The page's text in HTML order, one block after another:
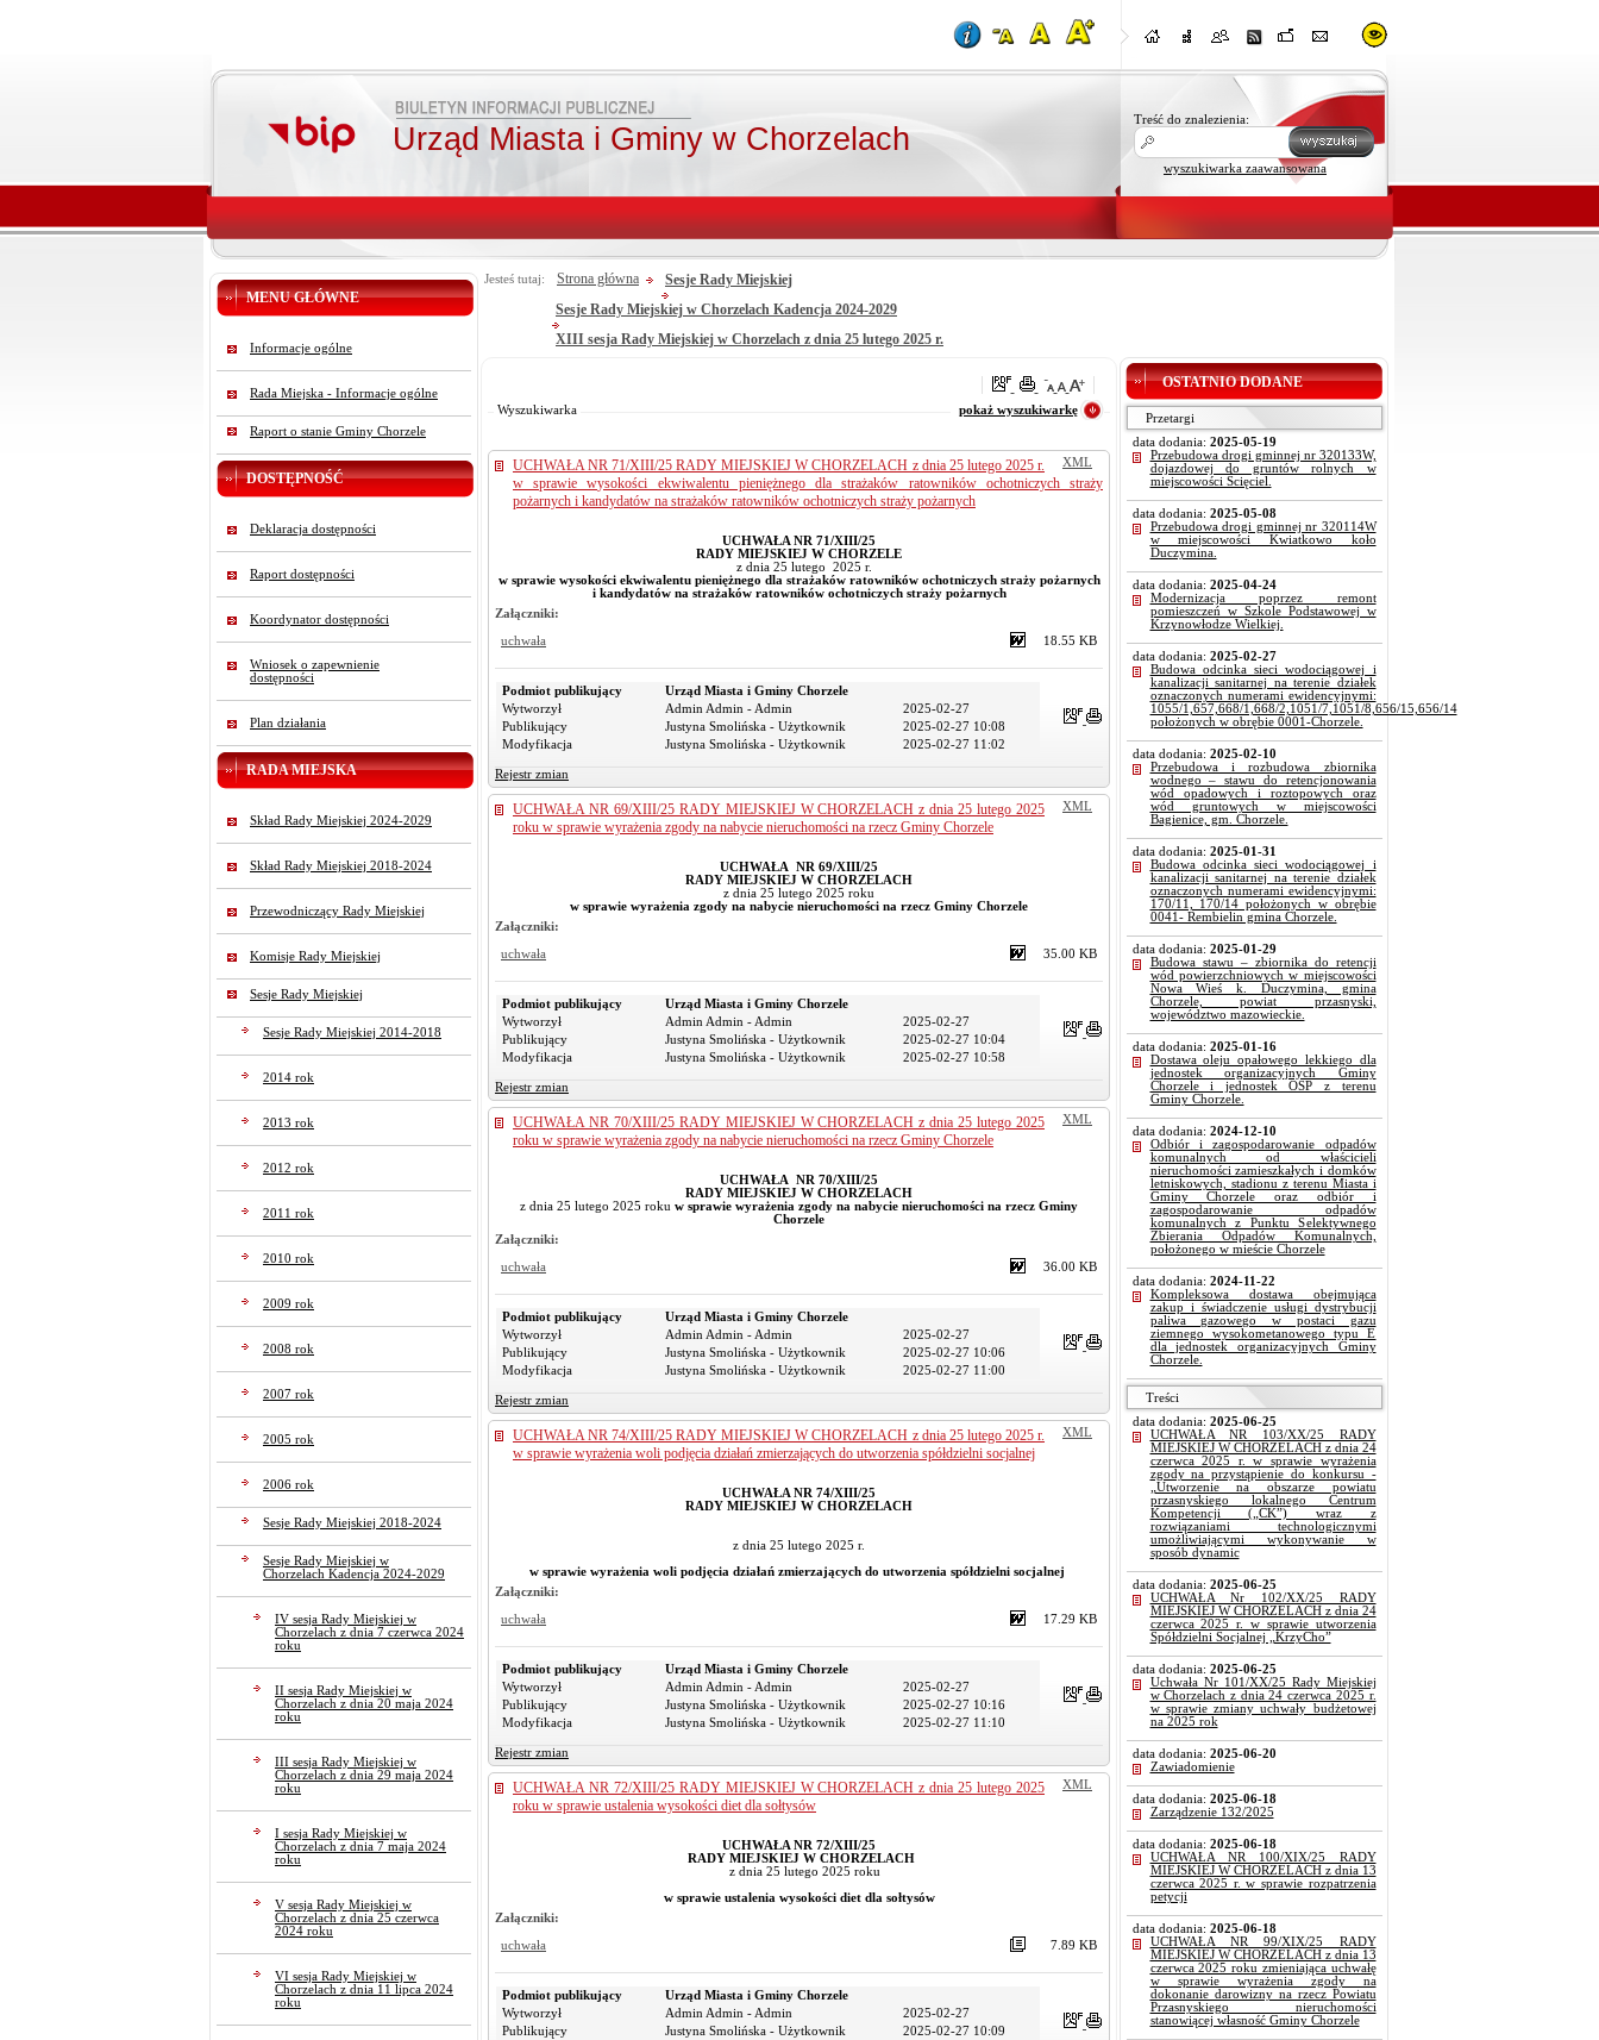
Urząd Miasta i Gminy w Chorzelach
Treść do znalezienia:
wyszukiwarka zaawansowana
MENU GŁÓWNE
Informacje ogólne
Rada Miejska - Informacje ogólne
Raport o stanie Gminy Chorzele
DOSTĘPNOŚĆ
Deklaracja dostępności
Raport dostępności
Koordynator dostępności
Wniosek o zapewnienie
dostępności
Plan działania
RADA MIEJSKA
Skład Rady Miejskiej 2024-2029
Skład Rady Miejskiej 2018-2024
Przewodniczący Rady Miejskiej
Komisje Rady Miejskiej
Sesje Rady Miejskiej
Sesje Rady Miejskiej 2014-2018
2014 rok
2013 rok
2012 rok
2011 rok
2010 rok
2009 rok
2008 rok
2007 rok
2005 rok
2006 rok
Sesje Rady Miejskiej 2018-2024
Sesje Rady Miejskiej w
Chorzelach Kadencja 2024-2029
IV sesja Rady Miejskiej w
Chorzelach z dnia 7 czerwca 2024
roku
II sesja Rady Miejskiej w
Chorzelach z dnia 20 maja 2024
roku
III sesja Rady Miejskiej w
Chorzelach z dnia 29 maja 2024
roku
I sesja Rady Miejskiej w
Chorzelach z dnia 7 maja 2024
roku
V sesja Rady Miejskiej w
Chorzelach z dnia 25 czerwca
2024 roku
VI sesja Rady Miejskiej w
Chorzelach z dnia 11 lipca 2024
roku
Jesteś tutaj: Strona główna
Sesje Rady Miejskiej
Sesje Rady Miejskiej w Chorzelach Kadencja 2024-2029
XIII sesja Rady Miejskiej w Chorzelach z dnia 25 lutego 2025 r.
Wyszukiwarka pokaż wyszukiwarkę
XML
UCHWAŁA NR 71/XIII/25 RADY MIEJSKIEJ W CHORZELACH z dnia 25 lutego 2025 r.
w sprawie wysokości ekwiwalentu pieniężnego dla strażaków ratowników ochotniczych straży
pożarnych i kandydatów na strażaków ratowników ochotniczych straży pożarnych
UCHWAŁA NR 71/XIII/25
RADY MIEJSKIEJ W CHORZELE
z dnia 25 lutego 2025 r.
w sprawie wysokości ekwiwalentu pieniężnego dla strażaków ratowników ochotniczych straży pożarnych
i kandydatów na strażaków ratowników ochotniczych straży pożarnych
Załączniki:
uchwała 18.55 KB
Podmiot publikujący
Urząd Miasta i Gminy Chorzele
Wytworzył
Admin Admin - Admin
2025-02-27
Publikujący
Justyna Smolińska - Użytkownik
2025-02-27 10:08
Modyfikacja
Justyna Smolińska - Użytkownik 2025-02-27 11:02
Rejestr zmian
XML
UCHWAŁA NR 69/XIII/25 RADY MIEJSKIEJ W CHORZELACH z dnia 25 lutego 2025
roku w sprawie wyrażenia zgody na nabycie nieruchomości na rzecz Gminy Chorzele
UCHWAŁA NR 69/XIII/25
RADY MIEJSKIEJ W CHORZELACH
z dnia 25 lutego 2025 roku
w sprawie wyrażenia zgody na nabycie nieruchomości na rzecz Gminy Chorzele
Załączniki:
uchwała 35.00 KB
Podmiot publikujący
Urząd Miasta i Gminy Chorzele
Wytworzył
Admin Admin - Admin
2025-02-27
Publikujący
Justyna Smolińska - Użytkownik
2025-02-27 10:04
Modyfikacja
Justyna Smolińska - Użytkownik 2025-02-27 10:58
Rejestr zmian
XML
UCHWAŁA NR 70/XIII/25 RADY MIEJSKIEJ W CHORZELACH z dnia 25 lutego 2025
roku w sprawie wyrażenia zgody na nabycie nieruchomości na rzecz Gminy Chorzele
UCHWAŁA NR 70/XIII/25
RADY MIEJSKIEJ W CHORZELACH
z dnia 25 lutego 2025 roku w sprawie wyrażenia zgody na nabycie nieruchomości na rzecz Gminy
Chorzele
Załączniki:
uchwała 36.00 KB
Podmiot publikujący
Urząd Miasta i Gminy Chorzele
Wytworzył
Admin Admin - Admin
2025-02-27
Publikujący
Justyna Smolińska - Użytkownik
2025-02-27 10:06
Modyfikacja
Justyna Smolińska - Użytkownik 2025-02-27 11:00
Rejestr zmian
XML
UCHWAŁA NR 74/XIII/25 RADY MIEJSKIEJ W CHORZELACH z dnia 25 lutego 2025 r.
w sprawie wyrażenia woli podjęcia działań zmierzających do utworzenia spółdzielni socjalnej
UCHWAŁA NR 74/XIII/25
RADY MIEJSKIEJ W CHORZELACH
z dnia 25 lutego 2025 r.
w sprawie wyrażenia woli podjęcia działań zmierzających do utworzenia spółdzielni socjalnej
Załączniki:
uchwała 17.29 KB
Podmiot publikujący
Urząd Miasta i Gminy Chorzele
Wytworzył
Admin Admin - Admin
2025-02-27
Publikujący
Justyna Smolińska - Użytkownik
2025-02-27 10:16
Modyfikacja
Justyna Smolińska - Użytkownik 2025-02-27 11:10
Rejestr zmian
XML
UCHWAŁA NR 72/XIII/25 RADY MIEJSKIEJ W CHORZELACH z dnia 25 lutego 2025
roku w sprawie ustalenia wysokości diet dla sołtysów
UCHWAŁA NR 72/XIII/25
RADY MIEJSKIEJ W CHORZELACH
z dnia 25 lutego 2025 roku
w sprawie ustalenia wysokości diet dla sołtysów
Załączniki:
uchwała 7.89 KB
Podmiot publikujący
Urząd Miasta i Gminy Chorzele
Wytworzył
Admin Admin - Admin
2025-02-27
Publikujący
Justyna Smolińska - Użytkownik
2025-02-27 10:09
OSTATNIO DODANE
Przetargi
data dodania: 2025-05-19
Przebudowa drogi gminnej nr 320133W,
dojazdowej do gruntów rolnych w
miejscowości Ścięciel.
data dodania: 2025-05-08
Przebudowa drogi gminnej nr 320114W
w miejscowości Kwiatkowo koło
Duczymina.
data dodania: 2025-04-24
Modernizacja poprzez remont
pomieszczeń w Szkole Podstawowej w
Krzynowłodze Wielkiej.
data dodania: 2025-02-27
Budowa odcinka sieci wodociągowej i
kanalizacji sanitarnej na terenie działek
oznaczonych numerami ewidencyjnymi:
1055/1,657,668/1,668/2,1051/7,1051/8,656/15,656/14
położonych w obrębie 0001-Chorzele.
data dodania: 2025-02-10
Przebudowa i rozbudowa zbiornika
wodnego – stawu do retencjonowania
wód opadowych i roztopowych oraz
wód gruntowych w miejscowości
Bagienice, gm. Chorzele.
data dodania: 2025-01-31
Budowa odcinka sieci wodociągowej i
kanalizacji sanitarnej na terenie działek
oznaczonych numerami ewidencyjnymi:
170/11, 170/14 położonych w obrębie
0041- Rembielin gmina Chorzele.
data dodania: 2025-01-29
Budowa stawu – zbiornika do retencji
wód powierzchniowych w miejscowości
Nowa Wieś k. Duczymina, gmina
Chorzele, powiat przasnyski,
województwo mazowieckie.
data dodania: 2025-01-16
Dostawa oleju opałowego lekkiego dla
jednostek organizacyjnych Gminy
Chorzele i jednostek OSP z terenu
Gminy Chorzele.
data dodania: 2024-12-10
Odbiór i zagospodarowanie odpadów
komunalnych od właścicieli
nieruchomości zamieszkałych i domków
letniskowych, stadionu z terenu Miasta i
Gminy Chorzele oraz odbiór i
zagospodarowanie odpadów
komunalnych z Punktu Selektywnego
Zbierania Odpadów Komunalnych,
położonego w mieście Chorzele
data dodania: 2024-11-22
Kompleksowa dostawa obejmująca
zakup i świadczenie usługi dystrybucji
paliwa gazowego w postaci gazu
ziemnego wysokometanowego typu E
dla jednostek organizacyjnych Gminy
Chorzele.
Treści
data dodania: 2025-06-25
UCHWAŁA NR 103/XX/25 RADY
MIEJSKIEJ W CHORZELACH z dnia 24
czerwca 2025 r. w sprawie wyrażenia
zgody na przystąpienie do konkursu -
„Utworzenie na obszarze powiatu
przasnyskiego lokalnego Centrum
Kompetencji („CK”) wraz z
rozwiązaniami technologicznymi
umożliwiającymi wykonywanie w
sposób dynamic
data dodania: 2025-06-25
UCHWAŁA Nr 102/XX/25 RADY
MIEJSKIEJ W CHORZELACH z dnia 24
czerwca 2025 r. w sprawie utworzenia
Spółdzielni Socjalnej „KrzyCho”
data dodania: 2025-06-25
Uchwała Nr 101/XX/25 Rady Miejskiej
w Chorzelach z dnia 24 czerwca 2025 r.
w sprawie zmiany uchwały budżetowej
na 2025 rok
data dodania: 2025-06-20
Zawiadomienie
data dodania: 2025-06-18
Zarządzenie 132/2025
data dodania: 2025-06-18
UCHWAŁA NR 100/XIX/25 RADY
MIEJSKIEJ W CHORZELACH z dnia 13
czerwca 2025 r. w sprawie rozpatrzenia
petycji
data dodania: 2025-06-18
UCHWAŁA NR 99/XIX/25 RADY
MIEJSKIEJ W CHORZELACH z dnia 13
czerwca 2025 roku zmieniająca uchwałę
w sprawie wyrażenia zgody na
dokonanie darowizny na rzecz Powiatu
Przasnyskiego nieruchomości
stanowiącej własność Gminy Chorzele